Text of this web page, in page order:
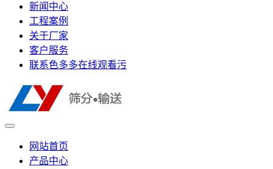
新闻中心
工程案例
关于厂家
客户服务
联系色多多在线观看污
网站首页
产品中心